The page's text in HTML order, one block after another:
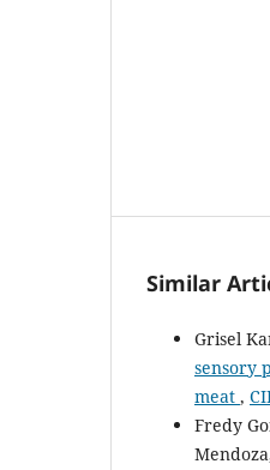
Similar
Grisel
sensory
meat ,
Fredy